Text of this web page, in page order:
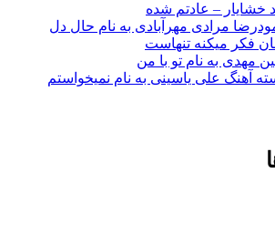
خشایار – عادتم شده
مرادی مهرآبادی به نام حال دل
فکر میکنه تنهاست
مهدی به نام تو با من
آهنگ علی یاسینی به نام نمیخواستم